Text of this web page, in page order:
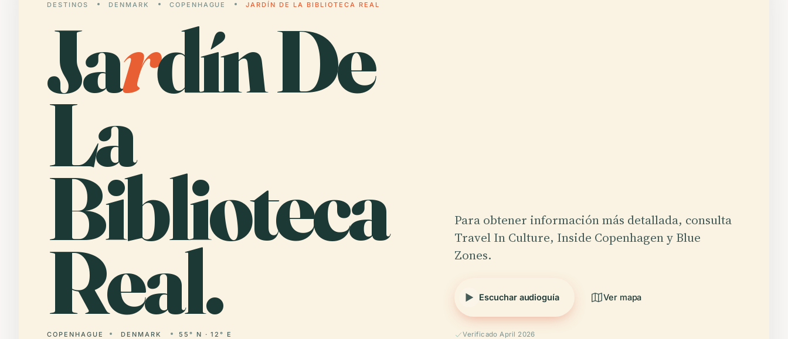
DESTINOS DENMARK COPENHAGUE JARDÍN DE LA BIBLIOTECA REAL
Jardín De
La
Biblioteca
Real.
COPENHAGUE DENMARK 55° N · 12° E
Para obtener información más detallada, consulta
Travel In Culture, Inside Copenhagen y Blue
Zones.
Escuchar audioguía Ver mapa
Verificado April 2026